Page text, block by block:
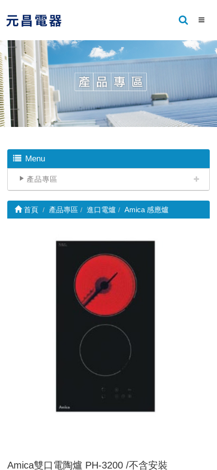
Menu
產品專區
首頁 產品專區 進口電爐 Amica 感應爐
Amica雙口電陶爐 PH-3200 /不含安裝